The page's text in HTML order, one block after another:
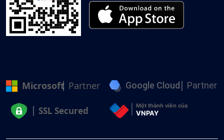
Microsoft Partner Google Cloud Partner
SSL Secured Một thành viên của
VNPAY